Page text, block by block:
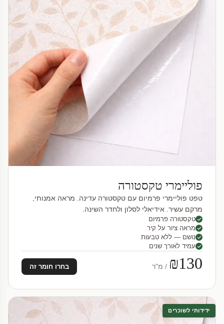
פוליימרי טקסטורה
טפט פוליימרי פרמיום עם טקסטורה עדינה. מראה אמנותי,
מרקם עשיר. אידיאלי לסלון ולחדר השינה.
טקסטורה פרמיום
מראה ציור על קיר
נושם — ללא טבעות
עמיד לאורך שנים
₪130 / מ"ר בחרו חומר זה
ידידותי לשוכרים